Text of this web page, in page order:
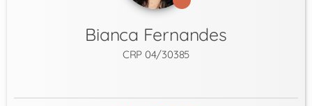
Bianca Fernandes
CRP 04/30385